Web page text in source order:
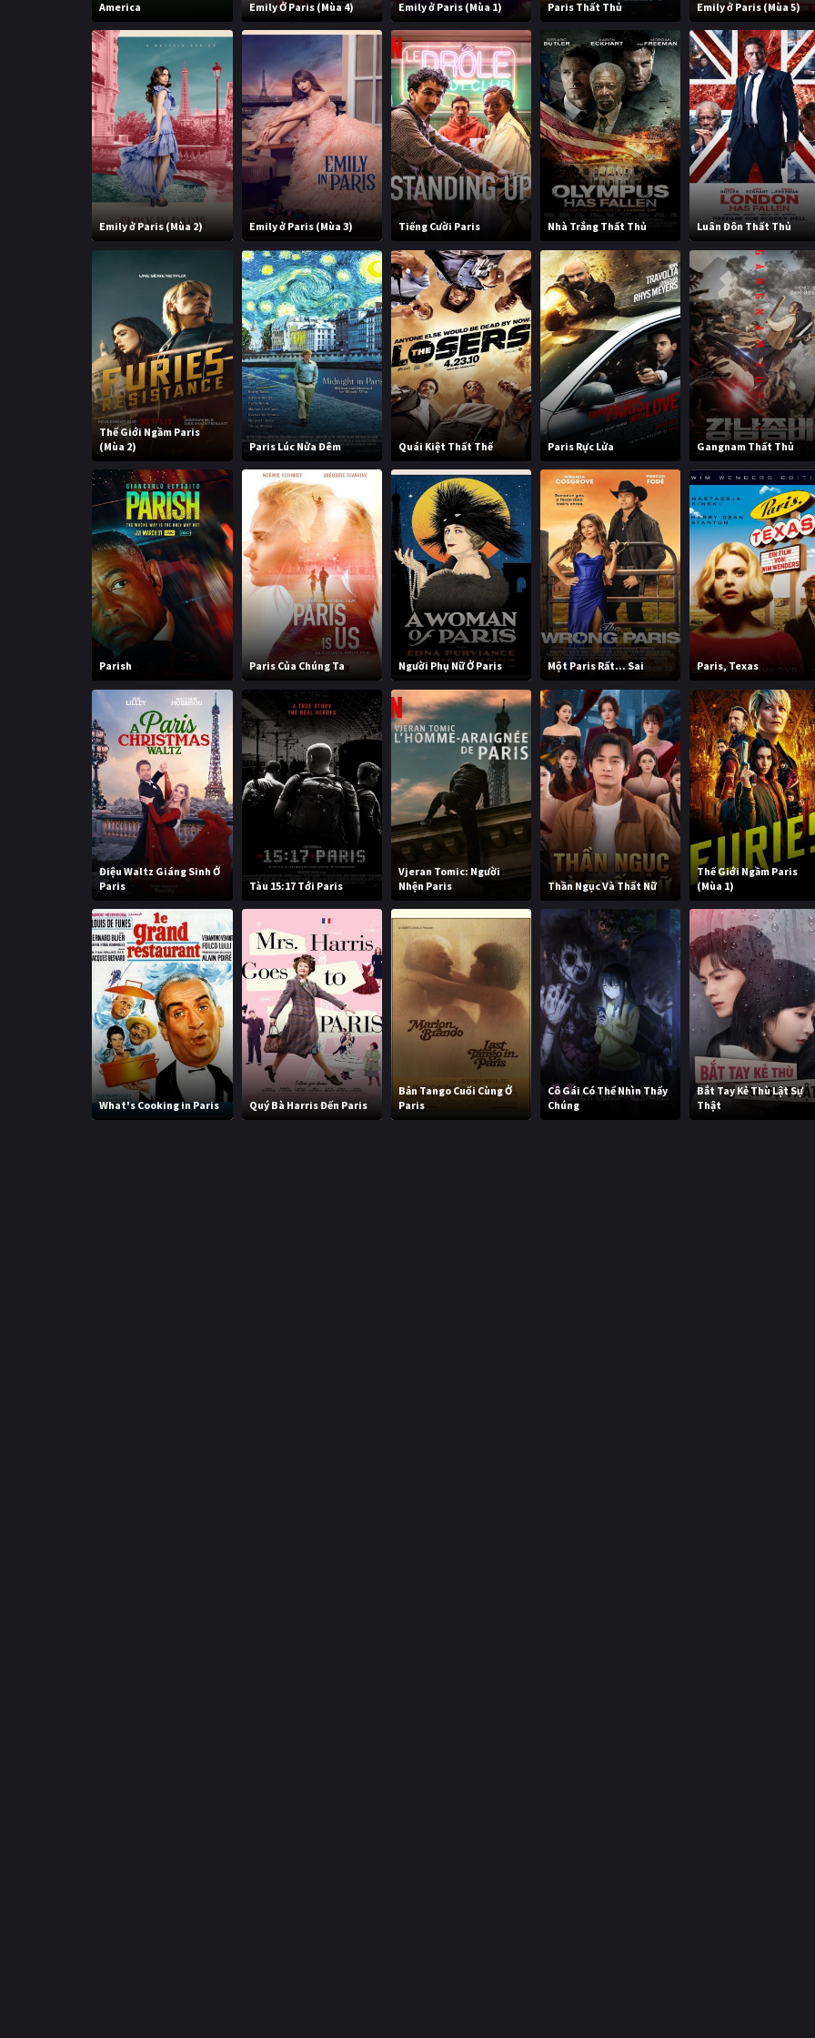
America Emily Ở Paris (Mùa 4) Emily ở Paris (Mùa 1) Paris Thất Thủ Emily ở Paris (Mùa 5)
Emily ở Paris (Mùa 2) Emily ở Paris (Mùa 3) Tiếng Cười Paris Nhà Trắng Thất Thủ Luân Đôn Thất Thủ
Thế Giới Ngầm Paris
(Mùa 2)
Paris Lúc Nửa Đêm Quái Kiệt Thất Thế Paris Rực Lửa Gangnam Thất Thủ
Parish Paris Của Chúng Ta Người Phụ Nữ Ở Paris Một Paris Rất... Sai Paris, Texas
Điệu Waltz Giáng Sinh Ở
Paris
Tàu 15:17 Tới Paris
Vjeran Tomic: Người
Nhện Paris
Thần Ngục Và Thất Nữ
Thế Giới Ngầm Paris
(Mùa 1)
What's Cooking in Paris Quý Bà Harris Đến Paris
Bản Tango Cuối Cùng Ở
Paris
Cô Gái Có Thể Nhìn Thấy
Chúng
Bắt Tay Kẻ Thù Lật Sự
Thật